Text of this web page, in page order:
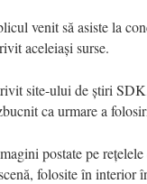
venit să asiste la
aceleiași surse.
site-ului de știri
ca urmare a
postate pe
folosite în interior